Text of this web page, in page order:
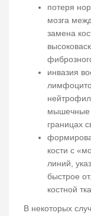
потеря
мозга
замена
инвазия
мышечные
границах
кости с
линий,
быстрое
костной
В некоторых